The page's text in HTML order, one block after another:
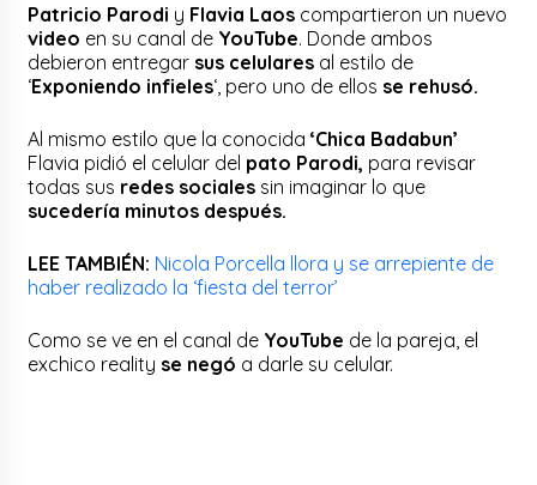
Patricio Parodi y Flavia Laos compartieron un nuevo
video en su canal de YouTube. Donde ambos
debieron entregar sus celulares al estilo de
‘Exponiendo infieles‘, pero uno de ellos se rehusó.
Al mismo estilo que la conocida‘Chica Badabun’
Flavia pidió el celular del pato Parodi, para revisar
todas sus redes sociales sin imaginar lo que
sucedería minutos después.
LEE TAMBIÉN: Nicola Porcella llora y se arrepiente de
haber realizado la ‘fiesta del terror’
Como se ve en el canal de YouTube de la pareja, el
exchico reality se negó a darle su celular.